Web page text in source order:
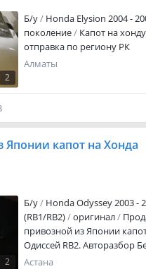
2
Б/y
Honda Elysion 2004 -
поколение
Капот на
отправка по региону РК
Алматы
Японии капот на Хонда
2
Б/y
Honda Odyssey 2003 -
(RB1/RB2)
оригинал
привозной из Японии
Одиссей RB2. Авторазбор
предлагает вашему
Астана